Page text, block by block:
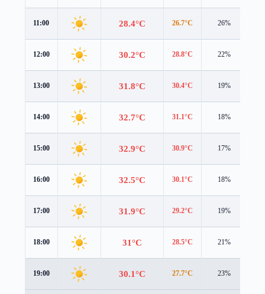
11:00 28.4°C 26.7°C 26%
12:00 30.2°C 28.8°C 22%
13:00 31.8°C 30.4°C 19%
14:00 32.7°C 31.1°C 18%
15:00 32.9°C 30.9°C 17%
16:00 32.5°C 30.1°C 18%
17:00 31.9°C 29.2°C 19%
18:00 31°C 28.5°C 21%
19:00 30.1°C 27.7°C 23%